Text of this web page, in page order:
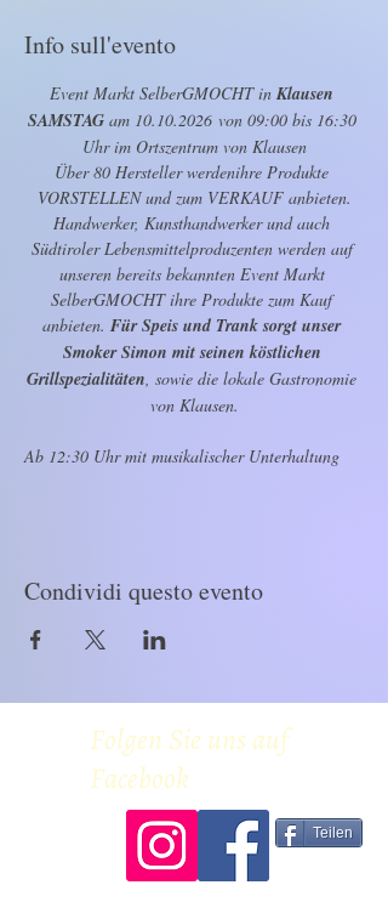
Info sull'evento
Event Markt SelberGMOCHT in Klausen
SAMSTAG am 10.10.2026 von 09:00 bis 16:30
Uhr im Ortszentrum von Klausen
Über 80 Hersteller werdenihre Produkte
VORSTELLEN und zum VERKAUF anbieten.
Handwerker, Kunsthandwerker und auch
Südtiroler Lebensmittelproduzenten werden auf
unseren bereits bekannten Event Markt
SelberGMOCHT ihre Produkte zum Kauf
anbieten. Für Speis und Trank sorgt unser
Smoker Simon mit seinen köstlichen
Grillspezialitäten, sowie die lokale Gastronomie
von Klausen.
Ab 12:30 Uhr mit musikalischer Unterhaltung
Condividi questo evento
Folgen Sie uns auf
Facebook
Teilen